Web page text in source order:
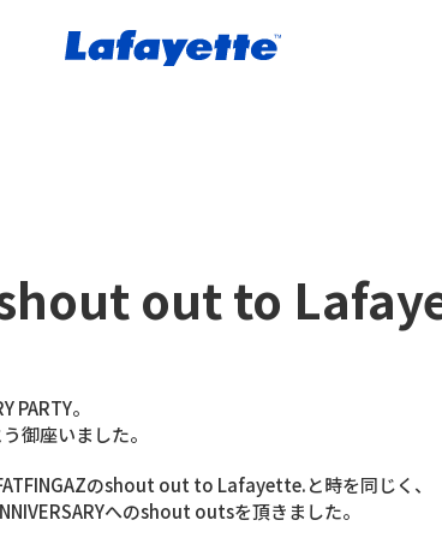
shout out to
。
御座いました。
のshout out to Lafayette.と時を同じく、
へのshout outsを頂きました。